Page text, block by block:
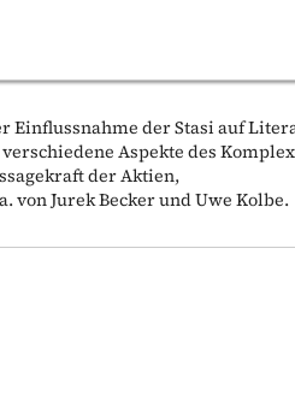
Einflussnahme der Stasi auf
Aspekte des
der Aktien,
von Jurek Becker und Uwe Kolbe.